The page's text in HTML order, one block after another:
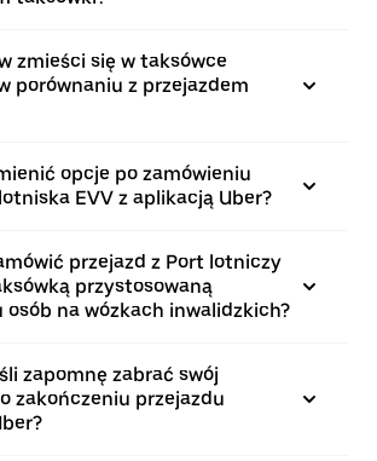
zmieści się w taksówce
porównaniu z przejazdem
opcje po zamówieniu
EVV z aplikacją Uber?
przejazd z Port lotniczy
przystosowaną
osób na wózkach inwalidzkich?
zapomnę zabrać swój
zakończeniu przejazdu